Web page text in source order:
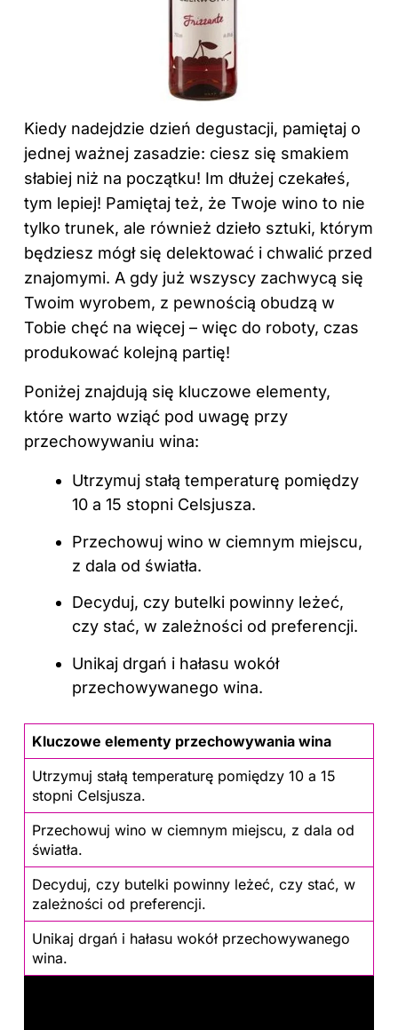
Kiedy nadejdzie dzień degustacji, pamiętaj o
jednej ważnej zasadzie: ciesz się smakiem
słabiej niż na początku! Im dłużej czekałeś,
tym lepiej! Pamiętaj też, że Twoje wino to nie
tylko trunek, ale również dzieło sztuki, którym
będziesz mógł się delektować i chwalić przed
znajomymi. A gdy już wszyscy zachwycą się
Twoim wyrobem, z pewnością obudzą w
Tobie chęć na więcej – więc do roboty, czas
produkować kolejną partię!
Poniżej znajdują się kluczowe elementy,
które warto wziąć pod uwagę przy
przechowywaniu wina:
Utrzymuj stałą temperaturę pomiędzy
10 a 15 stopni Celsjusza.
Przechowuj wino w ciemnym miejscu,
z dala od światła.
Decyduj, czy butelki powinny leżeć,
czy stać, w zależności od preferencji.
Unikaj drgań i hałasu wokół
przechowywanego wina.
Kluczowe elementy przechowywania wina
Utrzymuj stałą temperaturę pomiędzy 10 a 15
stopni Celsjusza.
Przechowuj wino w ciemnym miejscu, z dala od
światła.
Decyduj, czy butelki powinny leżeć, czy stać, w
zależności od preferencji.
Unikaj drgań i hałasu wokół przechowywanego
wina.